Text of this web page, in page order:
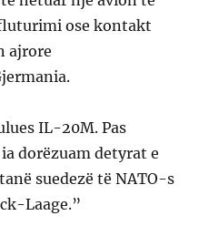
ose kontakt
ajrore
IL-20M. Pas
dorëzuam detyrat e
suedezë të NATO-s
Laage.”